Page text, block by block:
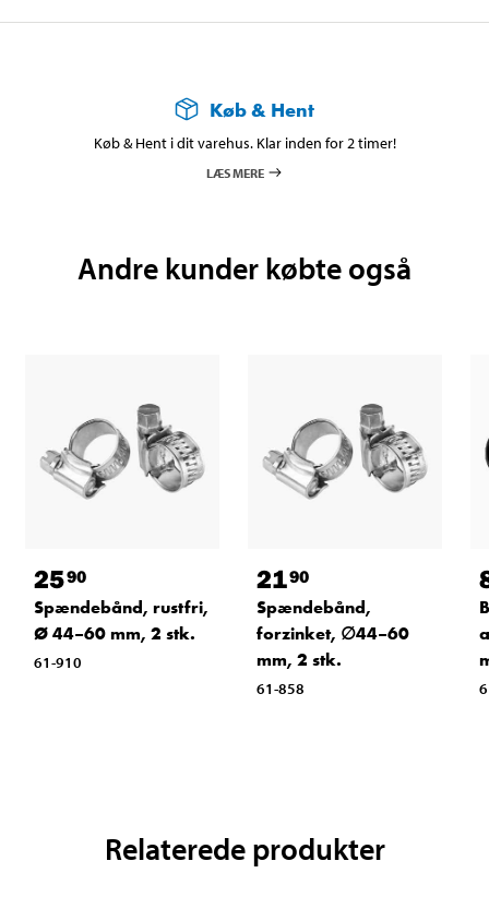
Køb & Hent
Køb & Hent i dit varehus. Klar inden for 2 timer!
LÆS MERE
Andre kunder købte også
2590
Spændebånd, rustfri,
Ø 44–60 mm, 2 stk.
61-910
2190
Spændebånd,
forzinket, ∅44–60
mm, 2 stk.
61-858
Relaterede produkter